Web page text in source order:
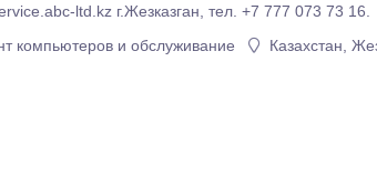
Ремонт компьютеров - http://service.abc-ltd.kz г.Жезказган, тел. +7 777 073 73 16.
компьютеров и обслуживание Казахстан,